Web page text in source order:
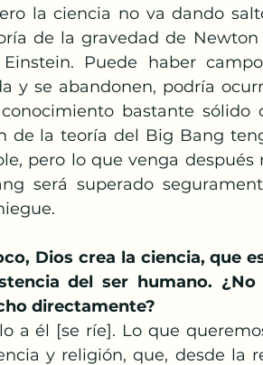
la ciencia no va dando
de la gravedad de
Puede haber
y se abandonen, podría
bastante sólido
de la teoría del Big Bang
pero lo que venga
será superado
Dios crea la ciencia, que
del ser humano.
directamente?
a él [se ríe]. Lo que
y religión, que, desde la